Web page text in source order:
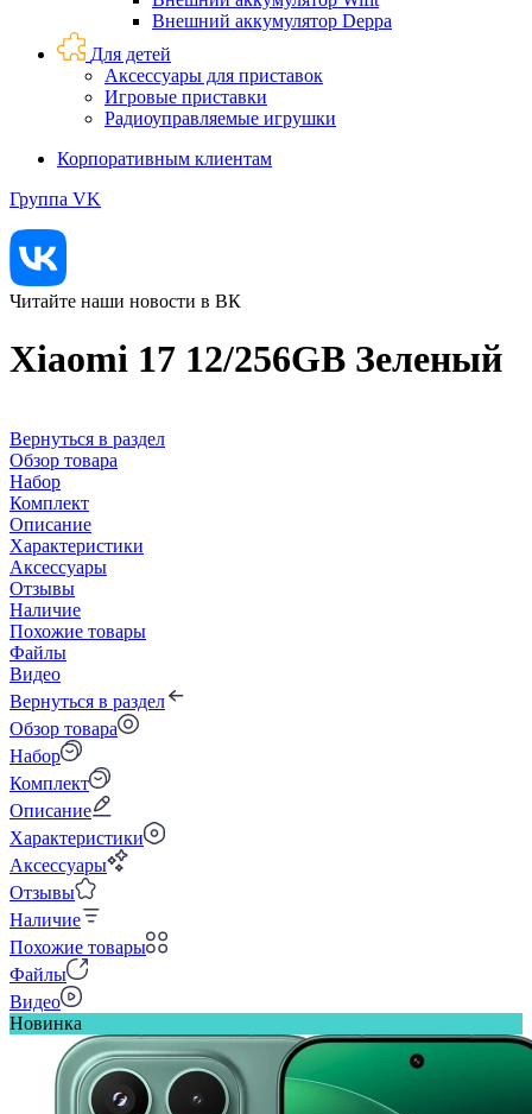
Внешний аккумулятор Deppa
Для детей
Аксессуары для приставок
Игровые приставки
Радиоуправляемые игрушки
Корпоративным клиентам
Группа VK
Читайте наши новости в ВК
Xiaomi 17 12/256GB Зеленый
Вернуться в раздел
Обзор товара
Набор
Комплект
Описание
Характеристики
Аксессуары
Отзывы
Наличие
Похожие товары
Файлы
Видео
Вернуться в раздел
Обзор товара
Набор
Комплект
Описание
Характеристики
Аксессуары
Отзывы
Наличие
Похожие товары
Файлы
Видео
Новинка